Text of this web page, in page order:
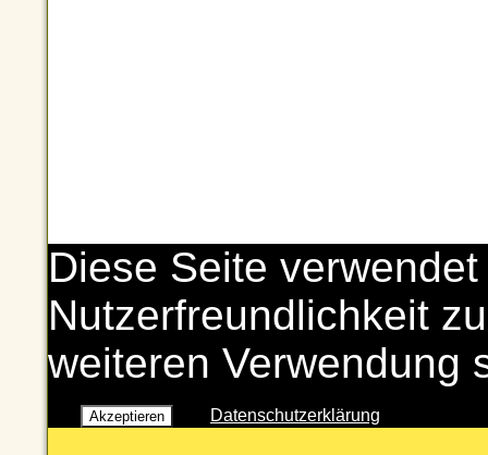
Diese Seite
Nutzerfreundlichkeit
weiteren Verwendung
Akzeptieren Datenschutzerklärung